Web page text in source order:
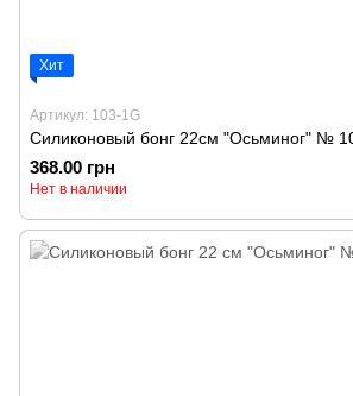
Хит
Артикул: 103-1G
Силиконовый бонг 22см "Осьминог" №
368.00 грн
Нет в наличии